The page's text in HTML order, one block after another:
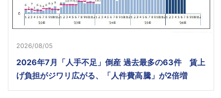
2026/08/05
2026年7月「人手不足」倒産 過去最多の63件 賃上
げ負担がジワリ広がる、「人件費高騰」が2倍増